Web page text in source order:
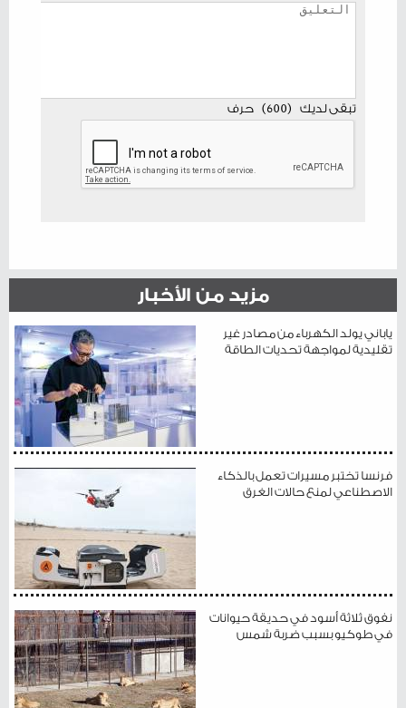
تبقى لديك (
600
) حرف
مزيد من الأخبار
ياباني يولد الكهرباء من مصادر غير
تقليدية لمواجهة تحديات الطاقة
فرنسا تختبر مسيرات تعمل بالذكاء
الاصطناعي لمنع حالات الغرق
نفوق ثلاثة أسود في حديقة حيوانات
في طوكيو بسبب ضربة شمس